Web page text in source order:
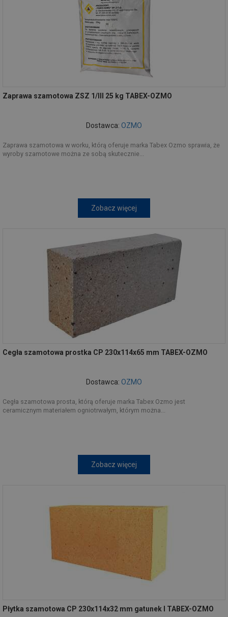
Zaprawa szamotowa ZSZ 1/III 25 kg TABEX-OZMO
Dostawca: OZMO
Zaprawa szamotowa w worku, którą oferuje marka Tabex Ozmo sprawia, że
wyroby szamotowe można ze sobą skutecznie...
Zobacz więcej
Cegła szamotowa prostka CP 230x114x65 mm TABEX-OZMO
Dostawca: OZMO
Cegła szamotowa prosta, którą oferuje marka Tabex Ozmo jest
ceramicznym materiałem ogniotrwałym, którym można...
Zobacz więcej
Płytka szamotowa CP 230x114x32 mm gatunek I TABEX-OZMO